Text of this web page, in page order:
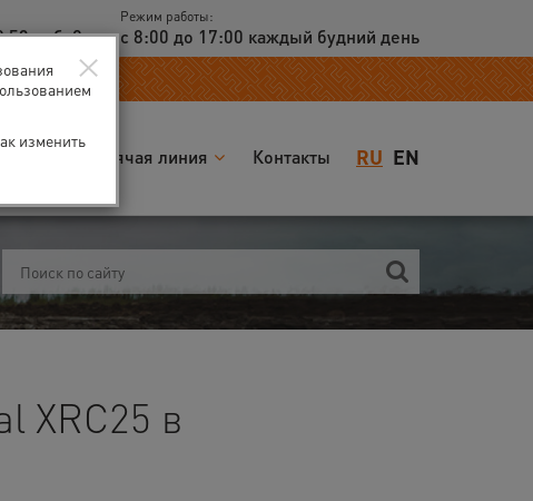
53 доб. 2
Режим работы:
с 8:00 до 17:00 каждый будний день
RU EN
Горячая линия Контакты
XRC25 в
×
изменить